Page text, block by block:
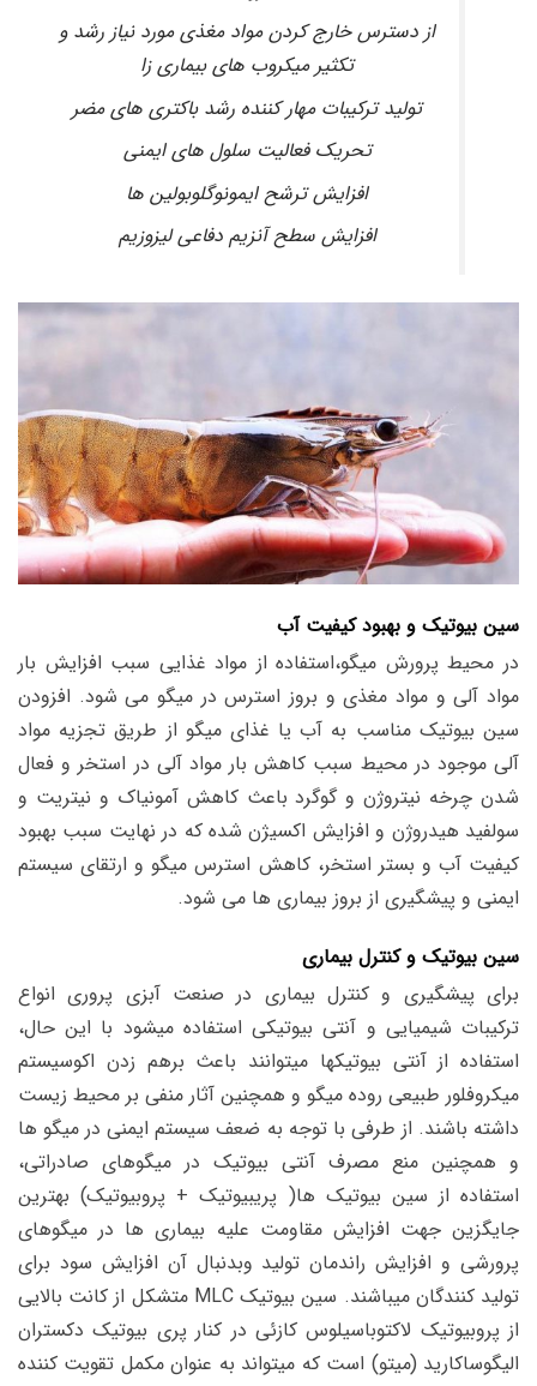
از دسترس خارج کردن مواد مغذی مورد نیاز رشد و
تکثیر میکروب های بیماری زا
تولید ترکیبات مهار کننده رشد باکتری های مضر
تحریک فعالیت سلول های ایمنی
افزایش ترشح ایمونوگلوبولین ها
افزایش سطح آنزیم دفاعی لیزوزیم
سین بیوتیک و بهبود کیفیت آب
در محیط پرورش میگو،استفاده از مواد غذایی سبب افزایش بار
مواد آلی و مواد مغذی و بروز استرس در میگو می شود. افزودن
سین بیوتیک مناسب به آب یا غذای میگو از طریق تجزیه مواد
آلی موجود در محیط سبب کاهش بار مواد آلی در استخر و فعال
شدن چرخه نیتروژن و گوگرد باعث کاهش آمونیاک و نیتریت و
سولفید هیدروژن و افزایش اکسیژن شده که در نهایت سبب بهبود
کیفیت آب و بستر استخر، کاهش استرس میگو و ارتقای سیستم
ایمنی و پیشگیری از بروز بیماری ها می شود.
سین بیوتیک و کنترل بیماری
برای پیشگیری و کنترل بیماری در صنعت آبزی پروری انواع
ترکیبات شیمیایی و آنتی بیوتیکی استفاده میشود با این حال،
استفاده از آنتی بیوتیکها میتوانند باعث برهم زدن اکوسیستم
میکروفلور طبیعی روده میگو و همچنین آثار منفی بر محیط زیست
داشته باشند. از طرفی با توجه به ضعف سیستم ایمنی در میگو ها
و همچنین منع مصرف آنتی بیوتیک در میگوهای صادراتی،
استفاده از سین بیوتیک ها( پریبیوتیک + پروبیوتیک) بهترین
جایگزین جهت افزایش مقاومت علیه بیماری ها در میگوهای
پرورشی و افزایش راندمان تولید وبدنبال آن افزایش سود برای
تولید کنندگان میباشند. سین بیوتیک MLC متشکل از کانت بالایی
از پروبیوتیک لاکتوباسیلوس کازئی در کنار پری بیوتیک دکستران
الیگوساکارید (میتو) است که میتواند به عنوان مکمل تقویت کننده